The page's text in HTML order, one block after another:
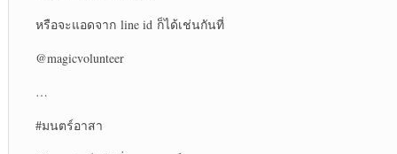
หรือจะแอดจากline id ก็ได้เช่นกันที่
@magicvolunteer
…
#มนตร์อาสา